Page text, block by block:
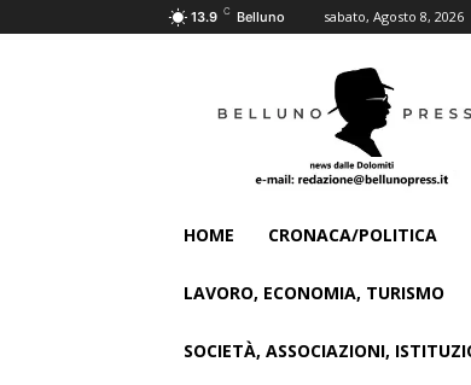
13.9 C Belluno sabato, Agosto 8, 2026
HOME CRONACA/POLITICA
LAVORO, ECONOMIA, TURISMO
SOCIETÀ, ASSOCIAZIONI,